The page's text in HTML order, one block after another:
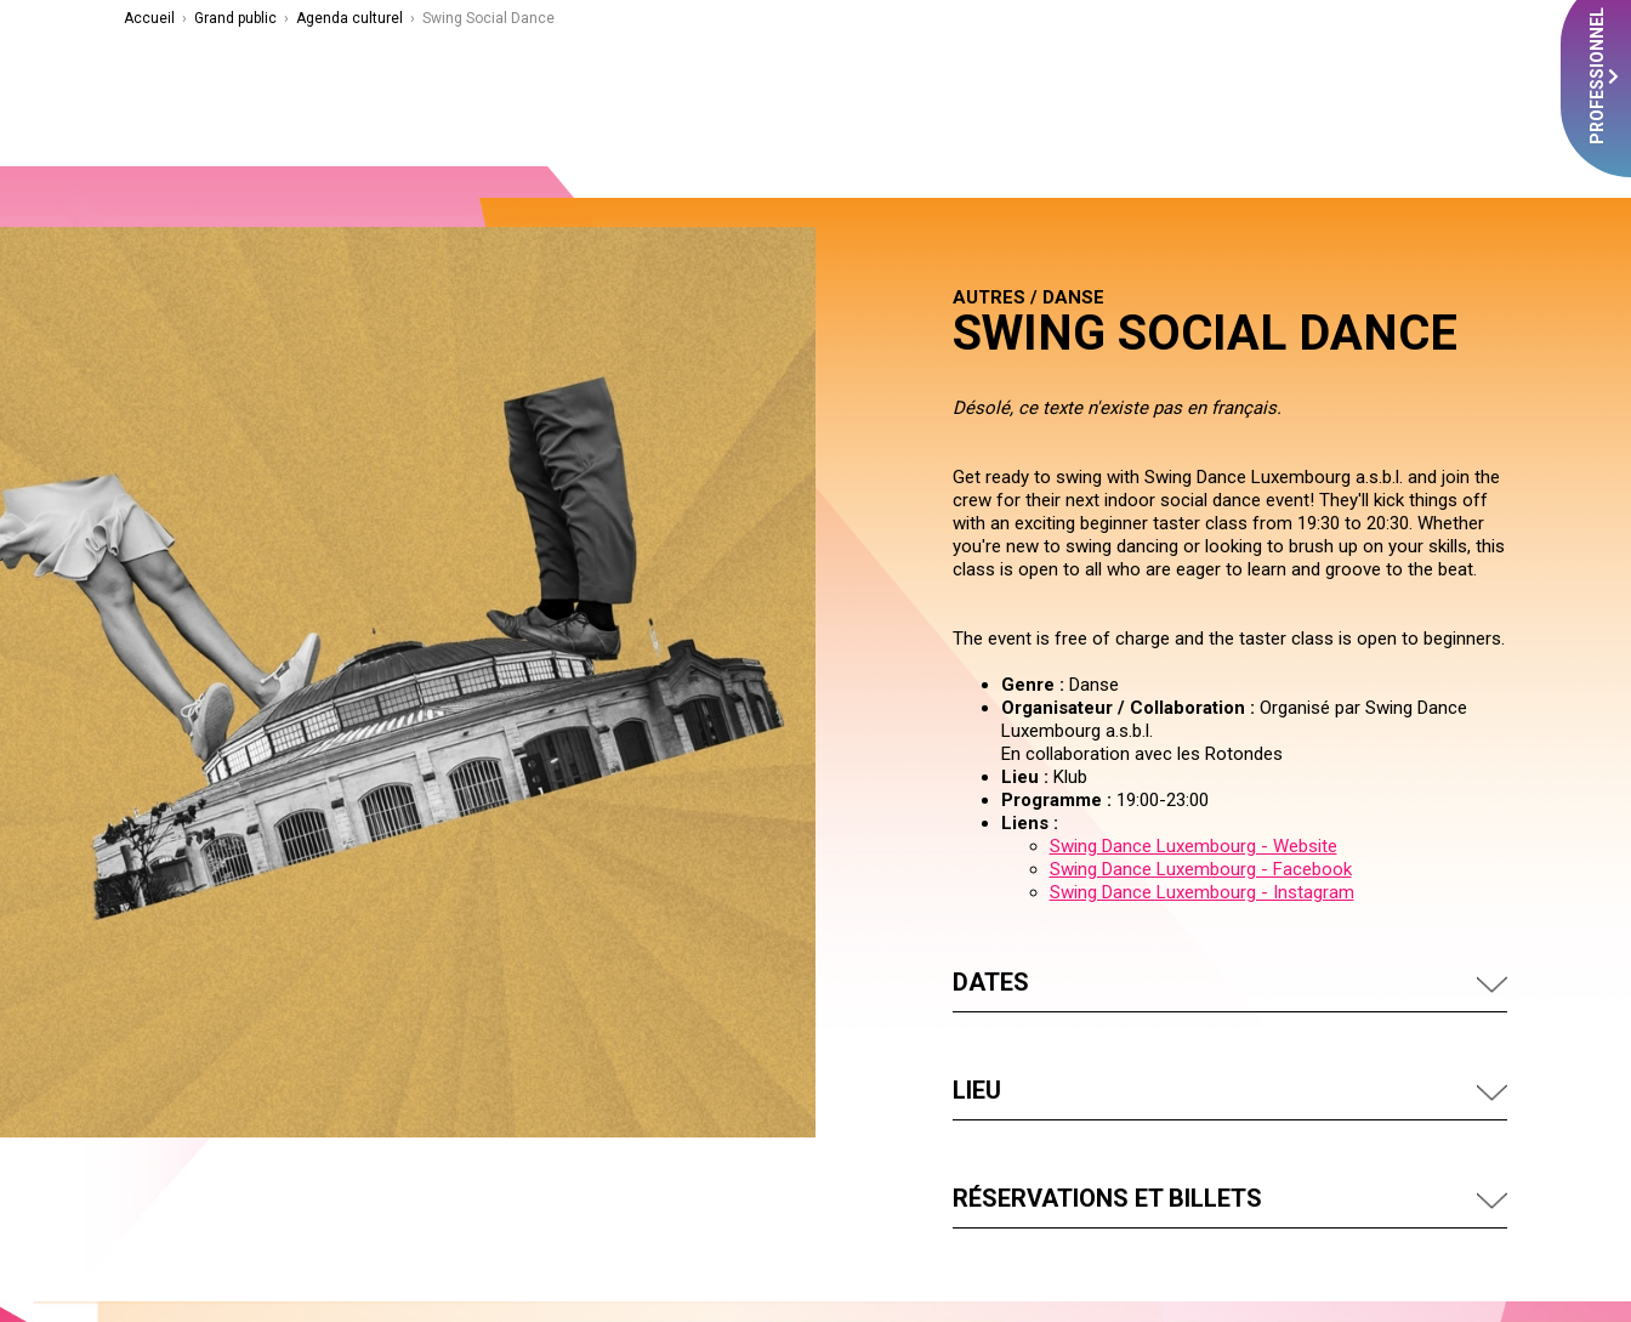
PROFESSIONNEL
Accueil › Grand public › Agenda culturel › Swing Social Dance
AUTRES / DANSE
SWING SOCIAL DANCE
Désolé, ce texte n'existe pas en français.
Get ready to swing with Swing Dance Luxembourg a.s.b.l. and join the
crew for their next indoor social dance event! They'll kick things off
with an exciting beginner taster class from 19:30 to 20:30. Whether
you're new to swing dancing or looking to brush up on your skills, this
class is open to all who are eager to learn and groove to the beat.
The event is free of charge and the taster class is open to beginners.
Genre : Danse
Organisateur / Collaboration : Organisé par Swing Dance
Luxembourg a.s.b.l.
En collaboration avec les Rotondes
Lieu : Klub
Programme : 19:00-23:00
Liens :
Swing Dance Luxembourg - Website
Swing Dance Luxembourg - Facebook
Swing Dance Luxembourg - Instagram
DATES
LIEU
RÉSERVATIONS ET BILLETS